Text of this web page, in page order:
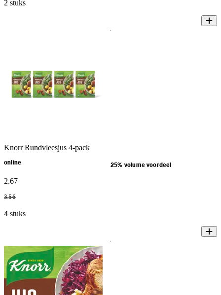
2 stuks
Knorr Rundvleesjus 4-pack
online 25% volume voordeel
2.67
3.56
4 stuks